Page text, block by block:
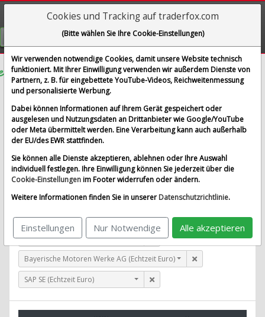
Visualizations
GRATIS REGISTRIEREN
Delek US Holdings Inc.
im Vergleich mit Airbus SE, Allianz SE, Bayerische
Motoren Werke AG und 1 weitere Aktie
Alle Aktien entfernen
Standard-Vergleich
Delek US Holdings Inc. (Echtzeit USD)
Airbus SE (Echtzeit Euro)
Allianz SE (Echtzeit Euro)
Bayerische Motoren Werke AG (Echtzeit Euro)
SAP SE (Echtzeit Euro)
Cookies und Tracking auf traderfox.com
(Bitte wählen Sie Ihre Cookie-Einstellungen)
Wir verwenden notwendige Cookies, damit unsere Website technisch
funktioniert. Mit Ihrer Einwilligung verwenden wir außerdem Dienste von
Partnern, z. B. für eingebettete YouTube-Videos, Reichweitenmessung
und personalisierte Werbung.
Dabei können Informationen auf Ihrem Gerät gespeichert oder
ausgelesen und Nutzungsdaten an Drittanbieter wie Google/YouTube
oder Meta übermittelt werden. Eine Verarbeitung kann auch außerhalb
der EU/des EWR stattfinden.
Sie können alle Dienste akzeptieren, ablehnen oder Ihre Auswahl
individuell festlegen. Ihre Einwilligung können Sie jederzeit über die
Cookie-Einstellungenim Footer widerrufen oder ändern.
Weitere Informationen finden Sie in unserer Datenschutzrichtlinie.
Einstellungen Nur Notwendige Alle akzeptieren